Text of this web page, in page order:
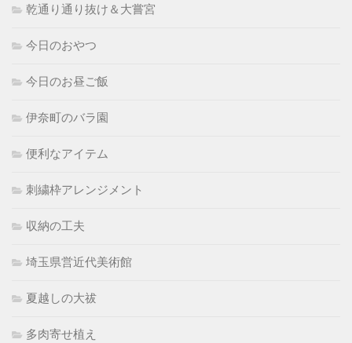
乾通り通り抜け＆大嘗宮
今日のおやつ
今日のお昼ご飯
伊奈町のバラ園
便利なアイテム
刺繍枠アレンジメント
収納の工夫
埼玉県営近代美術館
夏越しの大祓
多肉寄せ植え